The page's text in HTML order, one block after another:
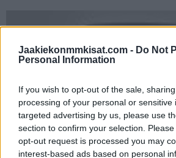
Jaakiekonmmkisat.com - Do Not
Personal Information
If you wish to opt-out of the sale,
processing of your personal or sensitive
targeted advertising by us, please use
section to confirm your selection.
opt-out request is processed you may
interest-based ads based on personal